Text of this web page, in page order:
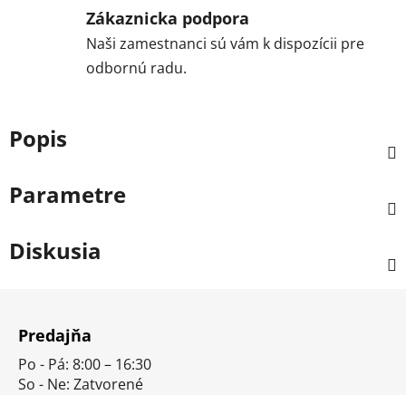
Zákaznicka podpora
Naši zamestnanci sú vám k dispozícii pre
odbornú radu.
Popis
Parametre
Diskusia
Predajňa
Po - Pá: 8:00 – 16:30
So - Ne: Zatvorené